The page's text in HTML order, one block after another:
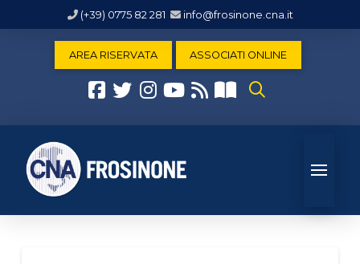
(+39) 0775 82 281 info@frosinone.cna.it
AREA RISERVATA ASSOCIATI ONLINE